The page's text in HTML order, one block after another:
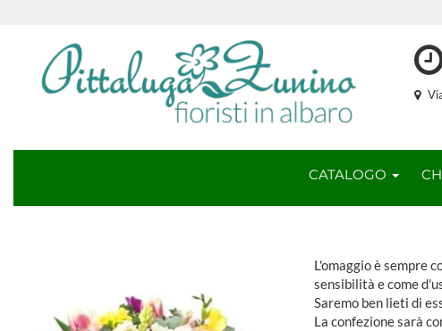
CATALOGO
L'omaggio è sempre
sensibilità e come
Saremo ben lieti di
La confezione sarà